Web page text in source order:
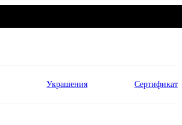
Украшения Сертификат